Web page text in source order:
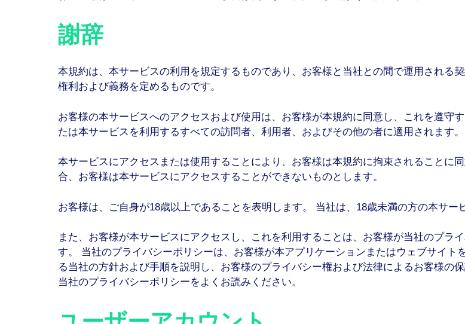
謝辞
本規約は、本サービスの利用を規定するものであり、お客様と当社との間で運用される
権利および義務を定めるものです。
お客様の本サービスへのアクセスおよび使用は、お客様が本規約に同意し、これを遵守
たは本サービスを利用するすべての訪問者、利用者、およびその他の者に適用されます。
本サービスにアクセスまたは使用することにより、お客様は本規約に拘束されることに
合、お客様は本サービスにアクセスすることができないものとします。
お客様は、ご自身が18歳以上であることを表明します。 当社は、18歳未満の方の本サー
また、お客様が本サービスにアクセスし、これを利用することは、お客様が当社のプラ
す。 当社のプライバシーポリシーは、お客様が本アプリケーションまたはウェブサイ
る当社の方針および手順を説明し、お客様のプライバシー権および法律によるお客様の
当社のプライバシーポリシーをよくお読みください。